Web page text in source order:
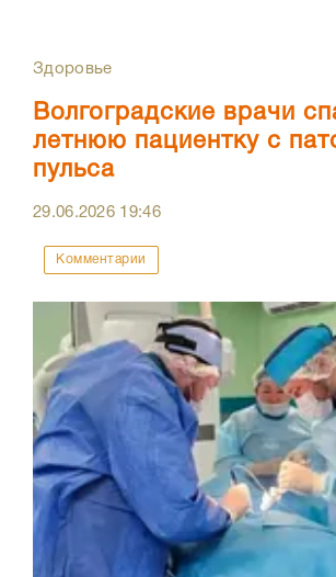
Здоровье
Волгоградские врачи
летнюю пациентку с
пульса
29.06.2026 19:46
Комментарии